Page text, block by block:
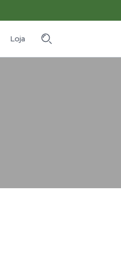
Loja